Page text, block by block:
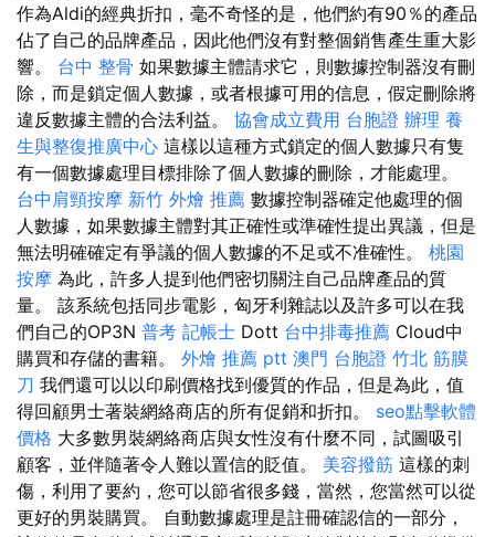
作為Aldi的經典折扣，毫不奇怪的是，他們約有90％的產品
佔了自己的品牌產品，因此他們沒有對整個銷售產生重大影
響。 台中 整骨 如果數據主體請求它，則數據控制器沒有刪
除，而是鎖定個人數據，或者根據可用的信息，假定刪除將
違反數據主體的合法利益。 協會成立費用 台胞證 辦理 養
生與整復推廣中心 這樣以這種方式鎖定的個人數據只有隻
有一個數據處理目標排除了個人數據的刪除，才能處理。
台中肩頸按摩 新竹 外燴 推薦 數據控制器確定他處理的個
人數據，如果數據主體對其正確性或準確性提出異議，但是
無法明確確定有爭議的個人數據的不足或不准確性。 桃園
按摩 為此，許多人提到他們密切關注自己品牌產品的質
量。 該系統包括同步電影，匈牙利雜誌以及許多可以在我
們自己的OP3N 普考 記帳士 Dott 台中排毒推薦 Cloud中
購買和存儲的書籍。 外燴 推薦 ptt 澳門 台胞證 竹北 筋膜
刀 我們還可以以印刷價格找到優質的作品，但是為此，值
得回顧男士著裝網絡商店的所有促銷和折扣。 seo點擊軟體
價格 大多數男裝網絡商店與女性沒有什麼不同，試圖吸引
顧客，並伴隨著令人難以置信的貶值。 美容撥筋 這樣的刺
傷，利用了要約，您可以節省很多錢，當然，您當然可以從
更好的男裝購買。 自動數據處理是註冊確認信的一部分，